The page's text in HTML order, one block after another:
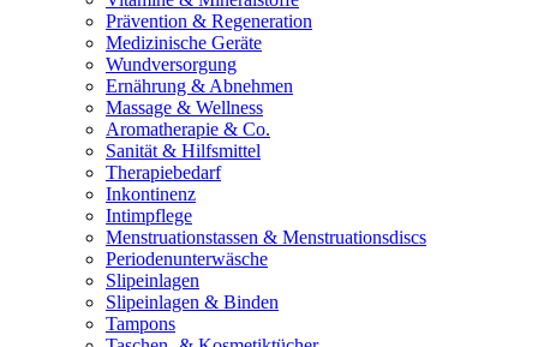
Prävention & Regeneration
Medizinische Geräte
Wundversorgung
Ernährung & Abnehmen
Massage & Wellness
Aromatherapie & Co.
Sanität & Hilfsmittel
Therapiebedarf
Inkontinenz
Intimpflege
Menstruationstassen & Menstruationsdiscs
Periodenunterwäsche
Slipeinlagen
Slipeinlagen & Binden
Tampons